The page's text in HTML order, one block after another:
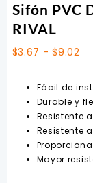
Sifón PVC
RIVAL
$3.67 - $9.02
Fácil de
Durable y
Resistente
Resistente
Mayor